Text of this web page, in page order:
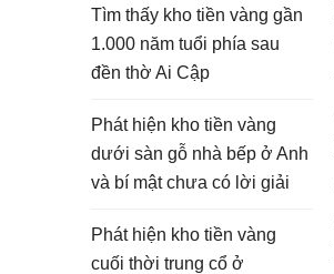
Tìm thấy kho tiền vàng gần
1.000 năm tuổi phía sau
đền thờ Ai Cập
Phát hiện kho tiền vàng
dưới sàn gỗ nhà bếp ở Anh
và bí mật chưa có lời giải
Phát hiện kho tiền vàng
cuối thời trung cổ ở